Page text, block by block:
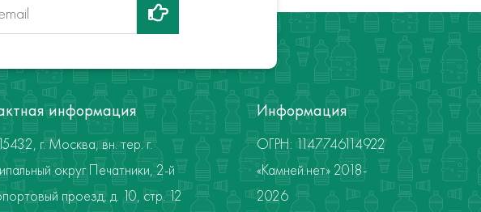
информация
г. Москва, вн. тер. г.
округ Печатники, 2-й
проезд, д. 10, стр. 12
Информация
ОГРН: 1147746114922
«Камней.нет» 2018-
2026